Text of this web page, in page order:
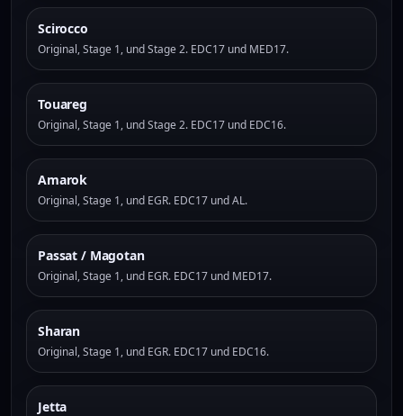
Scirocco
Original, Stage 1, und Stage 2. EDC17 und MED17.
Touareg
Original, Stage 1, und Stage 2. EDC17 und EDC16.
Amarok
Original, Stage 1, und EGR. EDC17 und AL.
Passat / Magotan
Original, Stage 1, und EGR. EDC17 und MED17.
Sharan
Original, Stage 1, und EGR. EDC17 und EDC16.
Jetta